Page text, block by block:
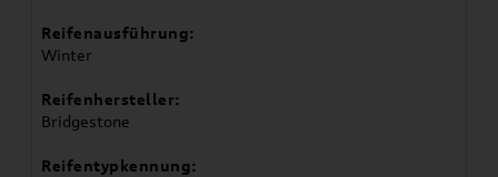
Reifenausführung:
Winter
Reifenhersteller:
Bridgestone
Reifentypkennung: